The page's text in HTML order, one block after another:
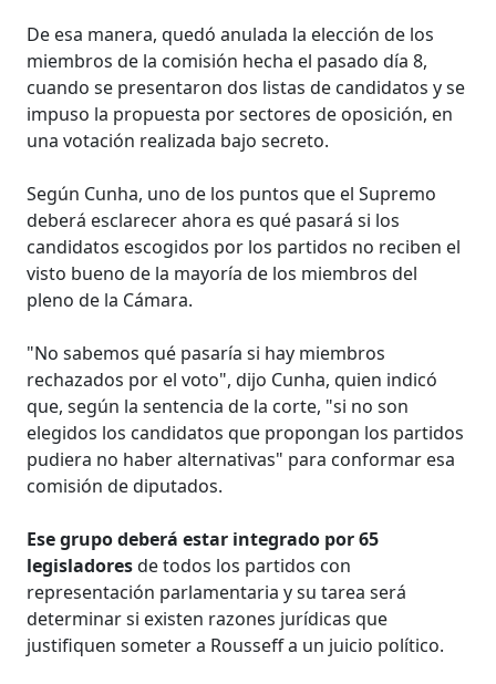
De esa manera, quedó anulada la elección de los
miembros de la comisión hecha el pasado día 8,
cuando se presentaron dos listas de candidatos y se
impuso la propuesta por sectores de oposición, en
una votación realizada bajo secreto.
Según Cunha, uno de los puntos que el Supremo
deberá esclarecer ahora es qué pasará si los
candidatos escogidos por los partidos no reciben el
visto bueno de la mayoría de los miembros del
pleno de la Cámara.
"No sabemos qué pasaría si hay miembros
rechazados por el voto", dijo Cunha, quien indicó
que, según la sentencia de la corte, "si no son
elegidos los candidatos que propongan los partidos
pudiera no haber alternativas" para conformar esa
comisión de diputados.
Ese grupo deberá estar integrado por 65
legisladoresde todos los partidos con
representación parlamentaria y su tarea será
determinar si existen razones jurídicas que
justifiquen someter a Rousseff a un juicio político.